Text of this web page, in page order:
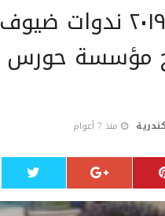
حصاد عام ٢٠١٩ ندوات ضيوف
مؤسسة حورس
منذ 7 أعوام